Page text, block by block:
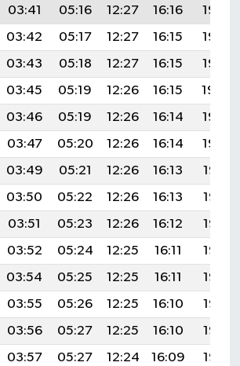
03:41 05:16 12:27 16:16
19:28
03:42 05:17 12:27 16:15
19:27
03:43 05:18 12:27 16:15
19:26
03:45 05:19 12:26 16:15
19:24
03:46 05:19 12:26 16:14
19:23
03:47 05:20 12:26 16:14
19:22
03:49 05:21 12:26 16:13
19:21
03:50 05:22 12:26 16:13
19:19
03:51 05:23 12:26 16:12
19:18
03:52 05:24 12:25 16:11
19:17
03:54 05:25 12:25 16:11
19:16
03:55 05:26 12:25 16:10
19:14
03:56 05:27 12:25 16:10
19:13
03:57 05:27 12:24 16:09
19:12